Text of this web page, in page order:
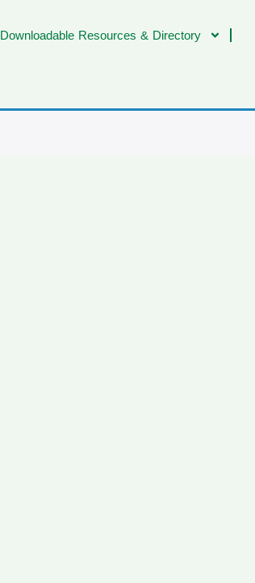
Downloadable Resources & Directory